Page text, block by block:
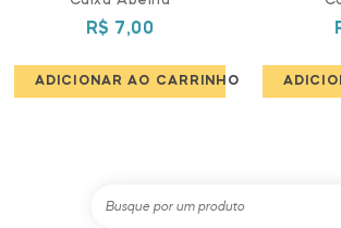
R$ 7,00
ADICIONAR AO CARRINHO